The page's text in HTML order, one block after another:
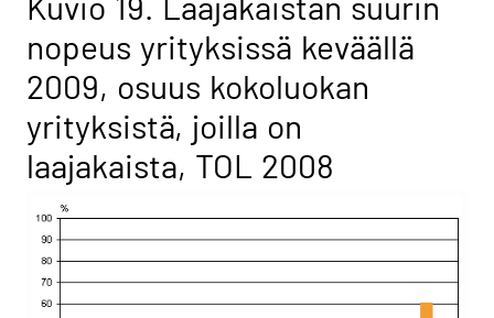
nopeus yrityksissä keväällä
2009, osuus kokoluokan
yrityksistä, joilla on
laajakaista, TOL 2008